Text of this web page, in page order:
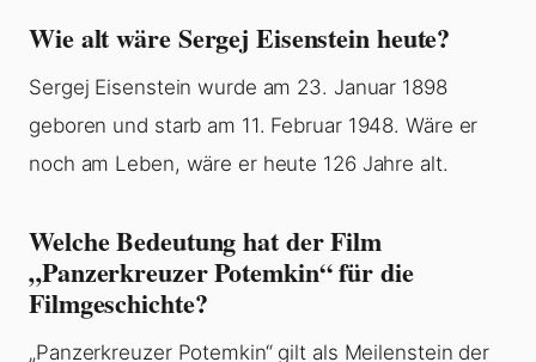
Wie alt wäre Sergej Eisenstein heute?
Sergej Eisenstein wurde am 23. Januar 1898
geboren und starb am 11. Februar 1948. Wäre er
noch am Leben, wäre er heute 126 Jahre alt.
Welche Bedeutung hat der Film
„Panzerkreuzer Potemkin“ für die
Filmgeschichte?
„Panzerkreuzer Potemkin“ gilt als Meilenstein der